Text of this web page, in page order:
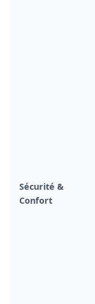
Sécurité &
Confort